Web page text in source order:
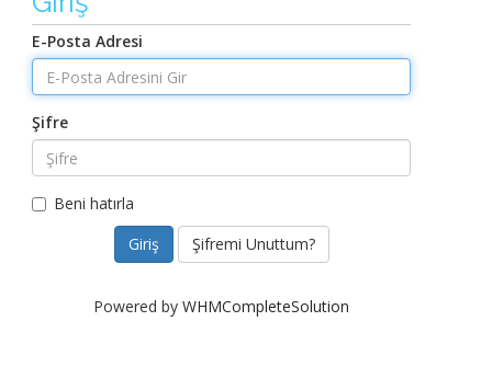
E-Posta Adresi
Şifre
Beni hatırla
Şifremi Unuttum?
Powered byWHMCompleteSolution